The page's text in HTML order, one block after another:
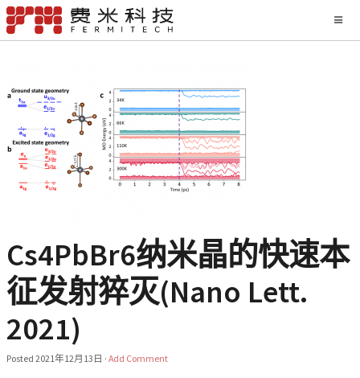
Cs4PbBr6纳米晶的快速本
征发射猝灭(Nano Lett.
2021)
Posted 2021年12月13日 · Add Comment